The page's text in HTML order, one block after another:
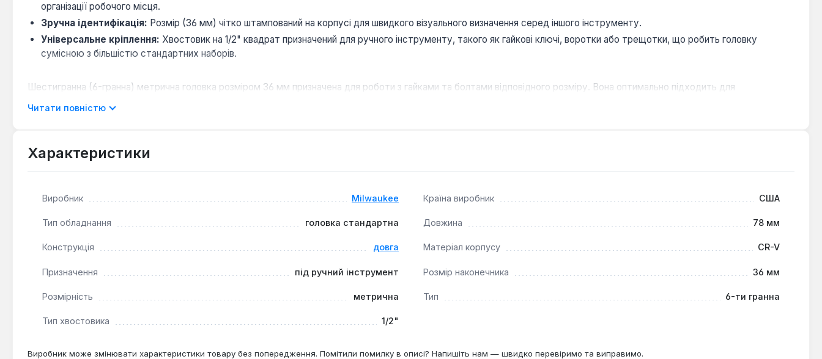
організації робочого місця.
Зручна ідентифікація: Розмір (36 мм) чітко штампований на корпусі для швидкого візуального визначення серед іншого інструменту.
Універсальне кріплення: Хвостовик на 1/2" квадрат призначений для ручного інструменту, такого як гайкові ключі, воротки або трещотки, що робить головку
сумісною з більшістю стандартних наборів.
Шестигранна (6-гранна) метрична головка розміром 36 мм призначена для роботи з гайками та болтами відповідного розміру. Вона оптимально підходить для
Читати повністю
Характеристики
Виробник Milwaukee Країна виробник США
Тип обладнання головка стандартна Довжина 78 мм
Конструкція довга Матеріал корпусу CR-V
Призначення під ручний інструмент Розмір наконечника 36 мм
Розмірність метрична Тип 6-ти гранна
Тип хвостовика 1/2"
Виробник може змінювати характеристики товару без попередження. Помітили помилку в описі? Напишіть нам — швидко перевіримо та виправимо.